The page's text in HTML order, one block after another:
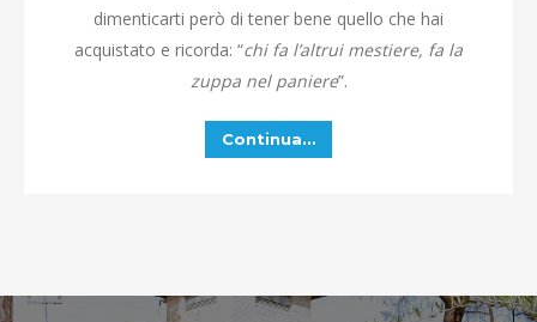
dimenticarti però di tener bene quello che hai
acquistato e ricorda: “chi fa l’altrui mestiere, fa la
zuppa nel paniere”.
Continua…